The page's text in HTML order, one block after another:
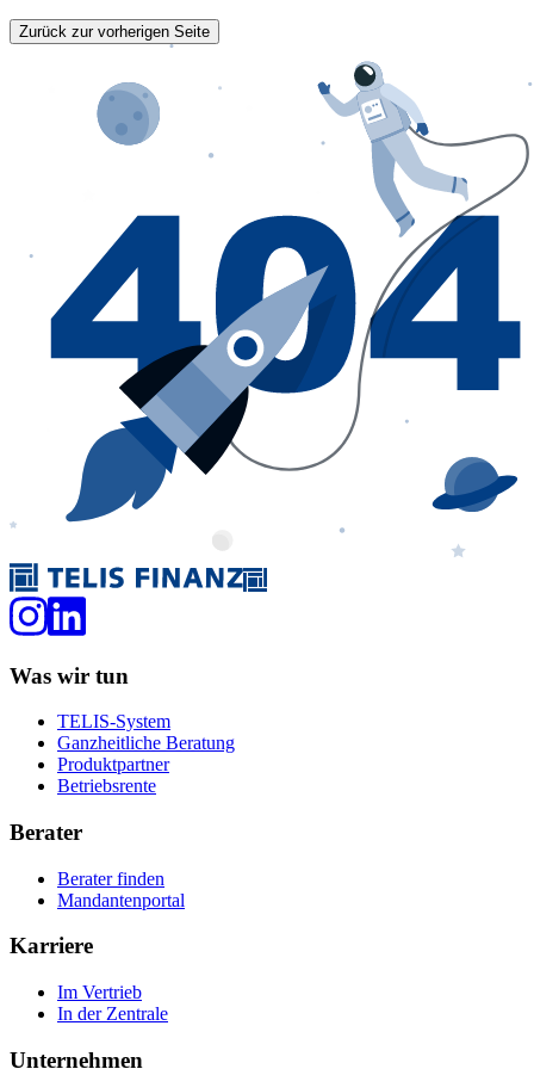
Zurück zur vorherigen Seite
Was wir tun
TELIS-System
Ganzheitliche Beratung
Produktpartner
Betriebsrente
Berater
Berater finden
Mandantenportal
Karriere
Im Vertrieb
In der Zentrale
Unternehmen